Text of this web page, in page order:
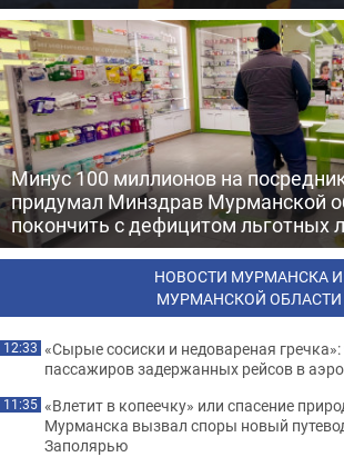
Минус 100 миллионов на
придумал Минздрав Мурманской
покончить с дефицитом льготных
НОВОСТИ МУРМАНСКА И
МУРМАНСКОЙ ОБЛАСТИ
12:33 «Сырые сосиски и недовареная
пассажиров задержанных рейсов в
11:35 «Влетит в копеечку» или спасение
Мурманска вызвал споры новый
Заполярью